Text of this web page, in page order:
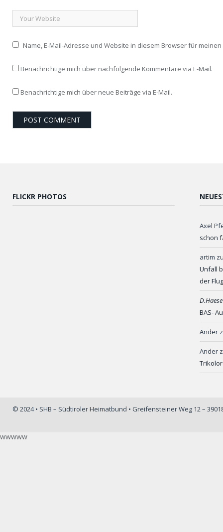
Name, E-Mail-Adresse und Website in diesem Browser für
Benachrichtige mich über nachfolgende Kommentare via E-Mail.
Benachrichtige mich über neue Beiträge via E-Mail.
FLICKR PHOTOS
Axel
schon
artim
Unfall
der
BAS-
Ander
Ander
© 2024 • SHB – Südtiroler Heimatbund • Greifensteiner Weg 12 –
wwwww